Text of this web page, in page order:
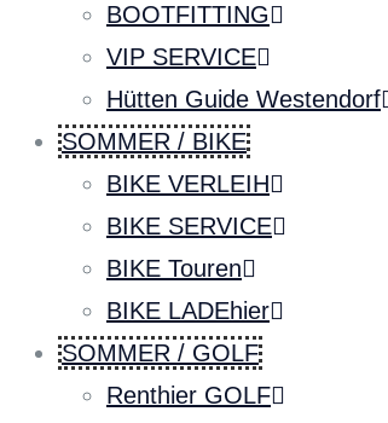
BOOTFITTING
VIP SERVICE
Hütten Guide Westendorf
SOMMER / BIKE
BIKE VERLEIH
BIKE SERVICE
BIKE Touren
BIKE LADEhier
SOMMER / GOLF
Renthier GOLF